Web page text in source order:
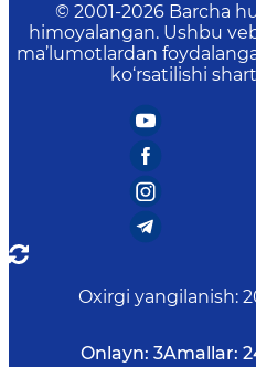
© 2001-2026 Barcha
himoyalangan. Ushbu
ma’lumotlardan
ko‘rsatilishi
Oxirgi yangilanish:
Onlayn: 3Amallar: